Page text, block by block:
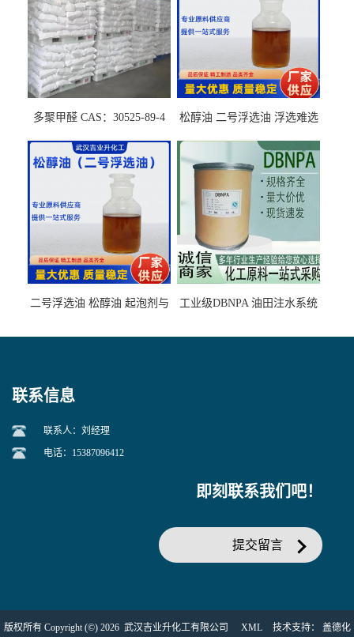
多聚甲醛 CAS：30525-89-4
松醇油 二号浮选油 浮选难选
二号浮选油 松醇油 起泡剂与
工业级DBNPA 油田注水系统
联系信息
联系人：刘经理
电话：15387096412
即刻联系我们吧！
提交留言
版权所有 Copyright (©) 2026 武汉吉业升化工有限公司 XML 技术支持： 盖德化